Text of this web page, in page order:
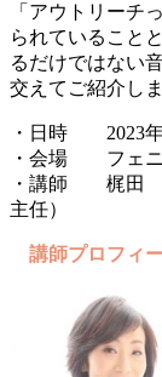
「アウトリーチ
られていること
るだけではない
交えてご紹介しま
・日時 2023年
・会場 フェニ
・講師 梶田 美
主任）
講師プロフィ